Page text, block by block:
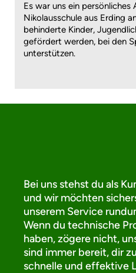
Es war uns ein persönliches
Nikolausschule aus Erding
behinderte Kinder,
gefördert werden, bei den
unterstützen.
Bei uns stehst du als
und wir möchten
unserem Service
Wenn du technische
haben, zögere nicht,
sind immer bereit, dir
schnelle und effektive